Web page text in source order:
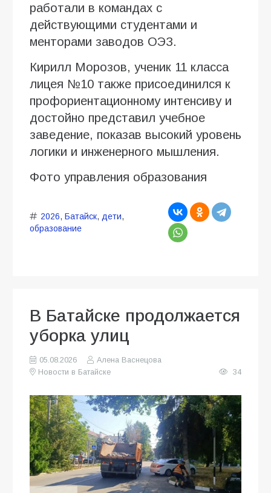
работали в командах с
действующими студентами и
менторами заводов ОЭЗ.
Кирилл Морозов, ученик 11 класса
лицея №10 также присоединился к
профориентационному интенсиву и
достойно представил учебное
заведение, показав высокий уровень
логики и инженерного мышления.
Фото управления образования
2026, Батайск, дети,
образование
В Батайске продолжается
уборка улиц
05.08.2026
Алена Васнецова
Новости в Батайске
34